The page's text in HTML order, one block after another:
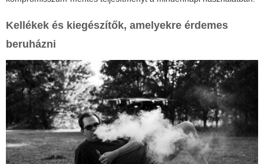
Kellékek és kiegészítők, amelyekre érdemes
beruházni